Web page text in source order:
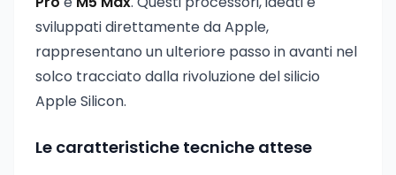
sviluppati direttamente da Apple,
rappresentano un ulteriore passo in avanti nel
solco tracciato dalla rivoluzione del silicio
Apple Silicon.
Le caratteristiche tecniche attese